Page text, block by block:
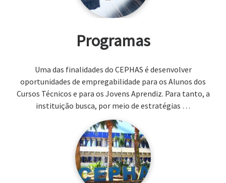
Programas
Uma das finalidades do CEPHAS é desenvolver
oportunidades de empregabilidade para os Alunos dos
Cursos Técnicos e para os Jovens Aprendiz. Para tanto, a
instituição busca, por meio de estratégias …